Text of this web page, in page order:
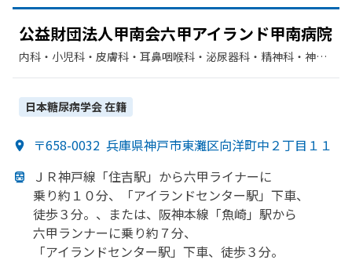
公益財団法人甲南会六甲アイランド甲南病院
内科・​小児科・​皮膚科・​耳鼻咽喉科・​泌尿器科・​精神科・神経
ン・​放射線科・​歯科・​麻酔科・​歯科口腔外科・​循環器科・​腎臓
日本糖尿病学会在籍
〒658-0032 兵庫県神戸市東灘区向洋町中２丁目１１
ＪＲ神戸線 「住吉駅」から六甲ライナーに
乗り約１０分、
「アイランドセンター駅」 下車、
徒歩３分。、 または、 阪神本線 「魚崎」 駅から
六甲ランナーに乗り約７分、
「アイランドセンター駅」 下車、 徒歩３分。